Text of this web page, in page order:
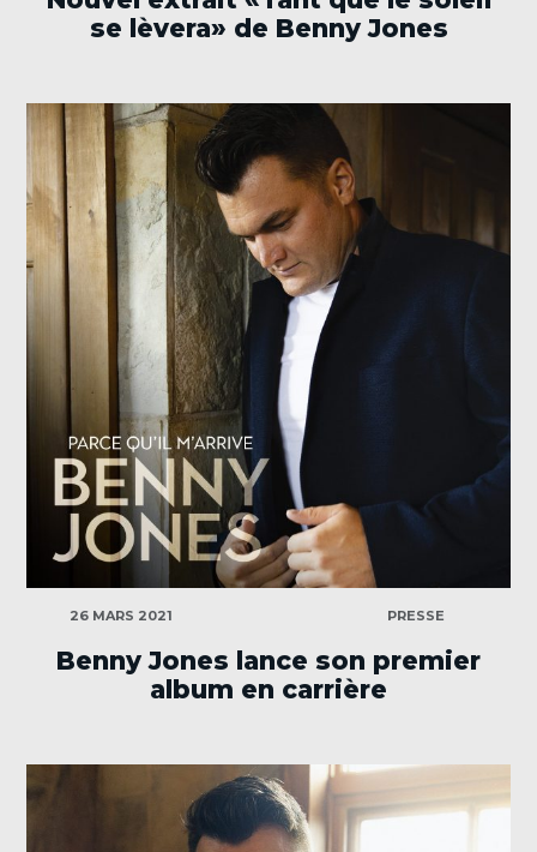
se lèvera» de Benny Jones
26 MARS 2021 CATÉGORIES
PRESSE
Benny Jones lance son premier
album en carrière